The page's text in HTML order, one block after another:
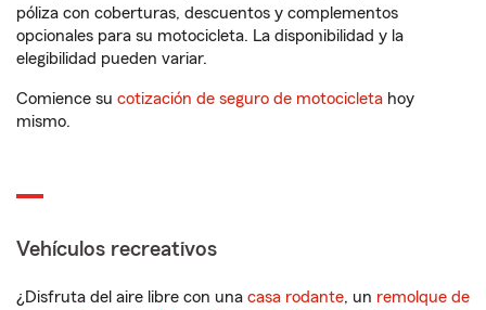
póliza con coberturas, descuentos y complementos
opcionales para su motocicleta. La disponibilidad y la
elegibilidad pueden variar.
Comience su cotización de seguro de motocicleta hoy
mismo.
Vehículos recreativos
¿Disfruta del aire libre con una casa rodante, un remolque de